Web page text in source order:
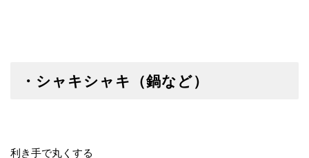
・シャキシャキ（鍋など）
利き手で丸くする